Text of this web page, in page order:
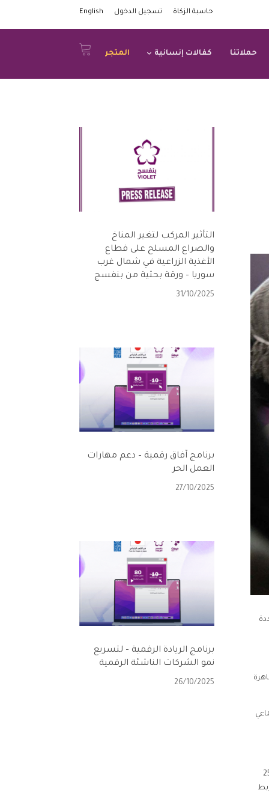
حاسبة الزكاة تسجيل الدخول English
حملاتنا كفالات إنسانية المتجر
العنف القائم على النوع الاجتماعي – مناهضة العنف ضد المرأة – تمتد ما بين 25
التأثير المركب لتغير المناخ
والصراع المسلح على قطاع
الأغذية الزراعية في شمال غرب
سوريا – ورقة بحثية من بنفسج
31/10/2025
برنامج آفاق رقمية – دعم مهارات
العمل الحر
27/10/2025
برنامج الريادة الرقمية – لتسريع
نمو الشركات الناشئة الرقمية
26/10/2025